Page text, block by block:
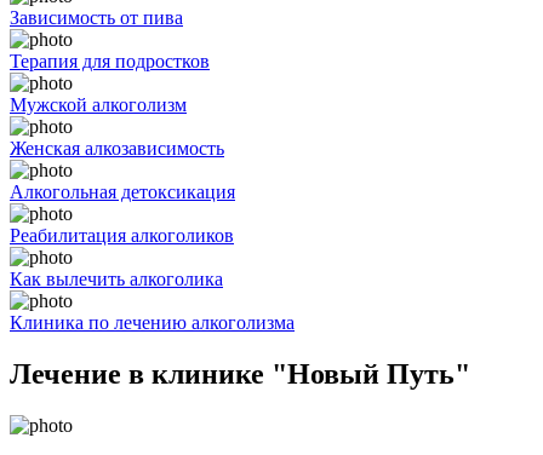
Зависимость от пива
Терапия для подростков
Мужской алкоголизм
Женская алкозависимость
Алкогольная детоксикация
Реабилитация алкоголиков
Как вылечить алкоголика
Клиника по лечению алкоголизма
Лечение в клинике "Новый Путь"